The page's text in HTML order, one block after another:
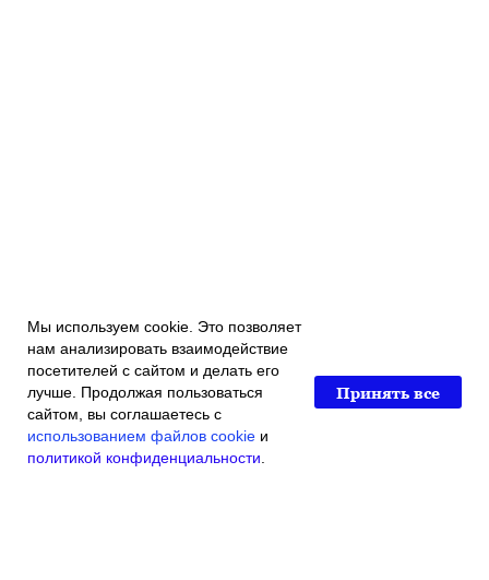
Главная Каталог магазина
Мы используем cookie. Это позволяет
нам анализировать взаимодействие
посетителей с сайтом и делать его
лучше. Продолжая пользоваться
сайтом, вы соглашаетесь с
использованием файлов cookie и
политикой конфиденциальности
Принять все